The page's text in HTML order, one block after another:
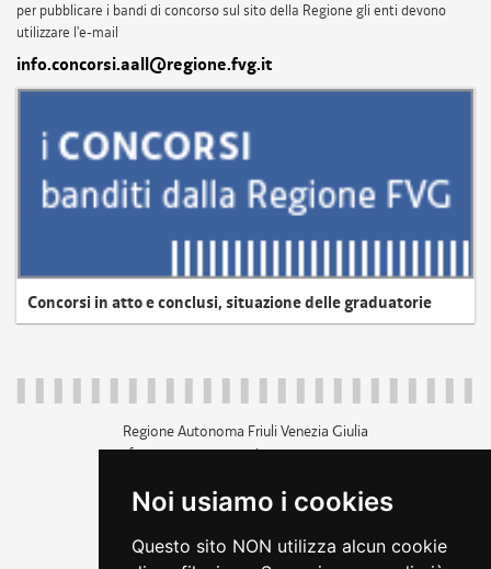
Noi usiamo i cookies
Questo sito NON utilizza alcun cookie
per pubblicare i bandi di concorso sul sito della Regione gli enti devono
utilizzare l'e-mail
info.concorsi.aall@regione.fvg.it
Concorsi in atto e conclusi, situazione delle graduatorie
Regione Autonoma Friuli Venezia Giulia
c.f. 80014930327; p.iva 00526040324
+39 040 3771111